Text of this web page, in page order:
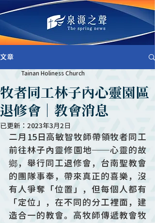
文章
牧者同工林子內心靈園區
退修會｜教會消息
Tainan Holiness Church
已更新： 2023年3月2日
二月15日高敏智牧師帶領牧者同工
前往林子內靈修園地──心靈的故
鄉，舉行同工退修會，台南聖教會
的團隊事奉，帶來真正的喜樂，沒
有人爭奪「位置」，但每個人都有
「定位」，在不同的分工裡面，建
造合一的教會。高牧師傳遞教會牧